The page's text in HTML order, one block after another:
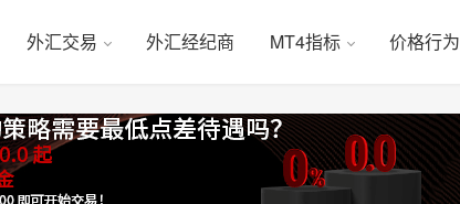
外汇交易 外汇经纪商 MT4指标 价格行